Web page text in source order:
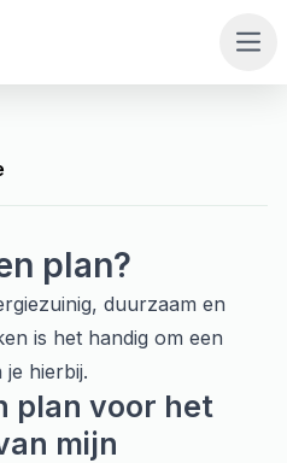
plan?
duurzaam en
is het handig om een
je hierbij.
plan voor het
mijn